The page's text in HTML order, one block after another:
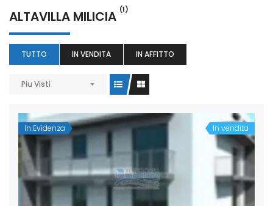
ALTAVILLA MILICIA (1)
TUTTO IN VENDITA IN AFFITTO
Piu Visti
In Evidenza In vendita